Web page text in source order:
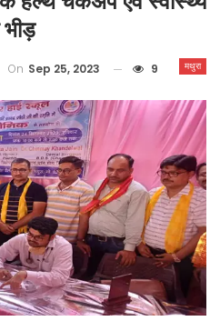
भीड़
मथुरा
On Sep 25, 2023 9